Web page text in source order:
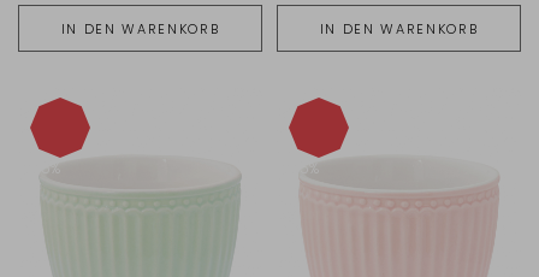
IN DEN WARENKORB IN DEN WARENKORB